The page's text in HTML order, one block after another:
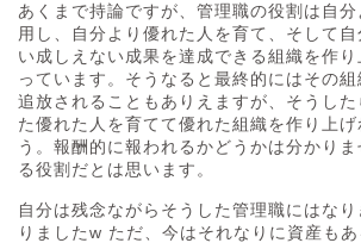
あくまで持論ですが、管理職の役割は自
用し、自分より優れた人を育て、そして
い成しえない成果を達成できる組織を作
っています。そうなると最終的にはその
追放されることもありえますが、そうした
た優れた人を育てて優れた組織を作り上げ
う。報酬的に報われるかどうかは分かり
る役割だとは思います。
自分は残念ながらそうした管理職にはな
りましたw ただ、今はそれなりに資産も